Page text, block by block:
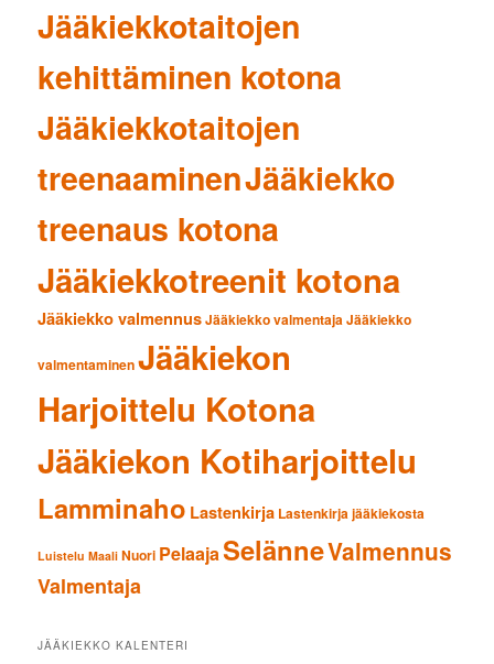
Jääkiekkotaitojen
kehittäminen kotona
Jääkiekkotaitojen
treenaaminenJääkiekko
treenaus kotona
Jääkiekkotreenit kotona
Jääkiekko valmennusJääkiekko valmentajaJääkiekko
valmentaminenJääkiekon
Harjoittelu Kotona
Jääkiekon Kotiharjoittelu
Lamminaho Lastenkirja Lastenkirja jääkiekosta
Luistelu Maali Nuori PelaajaSelänneValmennus
Valmentaja
JÄÄKIEKKO KALENTERI